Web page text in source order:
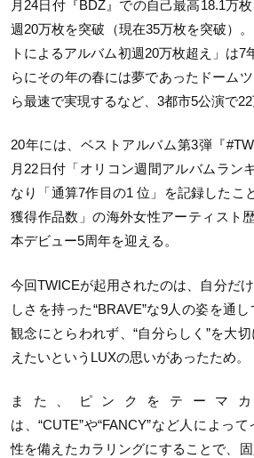
月24日付『BDZ』での自己最高18.1万
週20万枚を突破（現在35万枚を突破）
トによるアルバム初週20万枚超え」は7
らにその年の春には夢であったドーム
ら最速で実現するなど、3都市5公演で22
20年には、ベストアルバム第3弾『
月22日付「オリコン週間アルバムラン
なり「通算7作目の1 位」を記録したこ
獲得作品数」の海外女性アーティスト
本デビュー5周年を迎える。
今回TWICEが起用されたのは、自分だ
しさを持った“BRAVE”な9人の姿を通
観念にとらわれず、“自分らしく”を大
えたいというLUXの思いがあったため。
また、ピンクをテーマ
は、“CUTE”や“FANCY”など人によっ
性を備えたカラリングにすることで、